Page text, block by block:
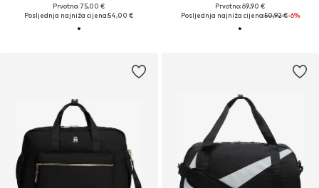
Prvotno: 75,00 €
Posljednja najniža cijena:54,00 €
Prvotno: 69,90 €
Posljednja najniža cijena:50,92 €-6%